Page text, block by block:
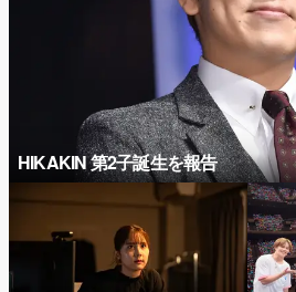
HIKAKIN 第2子誕生を報告